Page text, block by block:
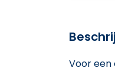
Voor een